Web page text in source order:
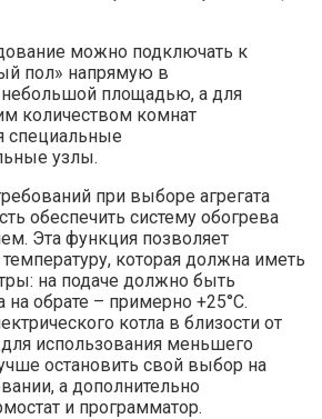
можно подключать к
пол» напрямую в
площадью, а для
количеством комнат
специальные
узлы.
при выборе агрегата
обеспечить систему обогрева
Эта функция позволяет
которая должна иметь
на подаче должно быть
на обрате – примерно +25°С.
котла в близости от
использования меньшего
остановить свой выбор на
а дополнительно
и программатор.